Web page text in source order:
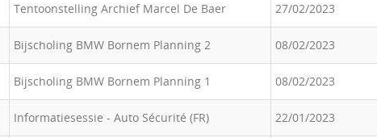
Tentoonstelling Archief Marcel De Baer 27/02/2023
Bijscholing BMW Bornem Planning 2 08/02/2023
Bijscholing BMW Bornem Planning 1 08/02/2023
Informatiesessie - Auto Sécurité (FR) 22/01/2023